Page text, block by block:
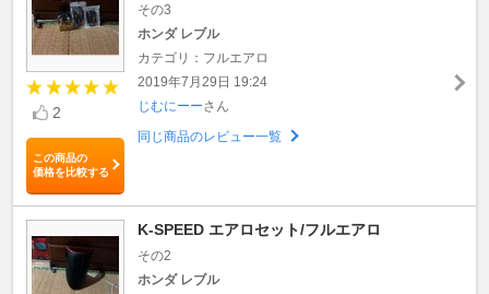
2
この商品の
価格を比較する
その3
ホンダ レブル
カテゴリ：フルエアロ
2019年7月29日 19:24
じむにーーさん
同じ商品のレビュー一覧
K-SPEED エアロセット/フルエアロ
その2
ホンダ レブル